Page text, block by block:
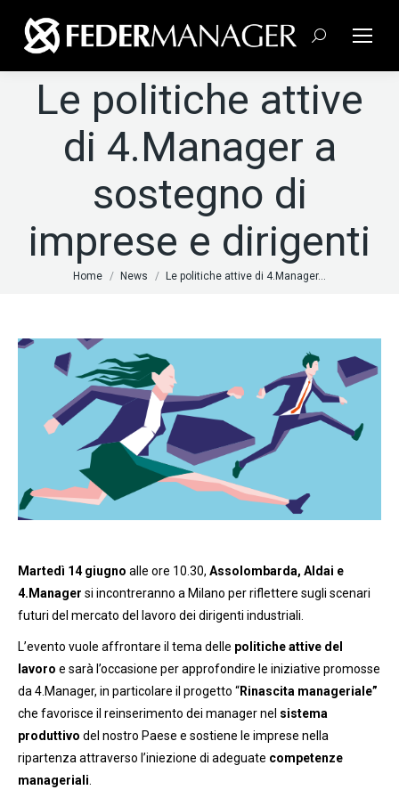
Cerca:
Le politiche attive
di 4.Manager a
sostegno di
imprese e dirigenti
Tu sei qui:
Home News Le politiche attive di 4.Manager…
Martedì 14 giugno alle ore 10.30, Assolombarda, Aldai e
4.Manager si incontreranno a Milano per riflettere sugli scenari
futuri del mercato del lavoro dei dirigenti industriali.
L’evento vuole affrontare il tema delle politiche attive del
lavoro e sarà l’occasione per approfondire le iniziative promosse
da 4.Manager, in particolare il progetto “Rinascita manageriale”
che favorisce il reinserimento dei manager nel sistema
produttivo del nostro Paese e sostiene le imprese nella
ripartenza attraverso l’iniezione di adeguate competenze
manageriali